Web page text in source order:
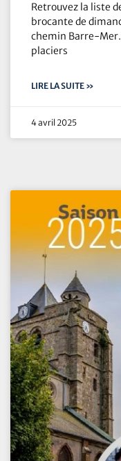
Retrouvez la liste
brocante de
chemin Barre-
placiers
LIRE LA SUITE »
4 avril 2025